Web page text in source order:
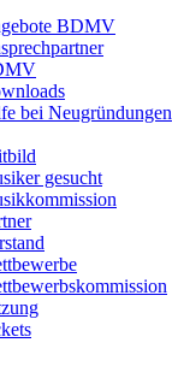
BDMV
bei Neugründungen
gesucht